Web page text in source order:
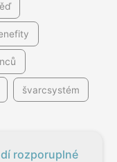
švarcsystém
rozporuplné